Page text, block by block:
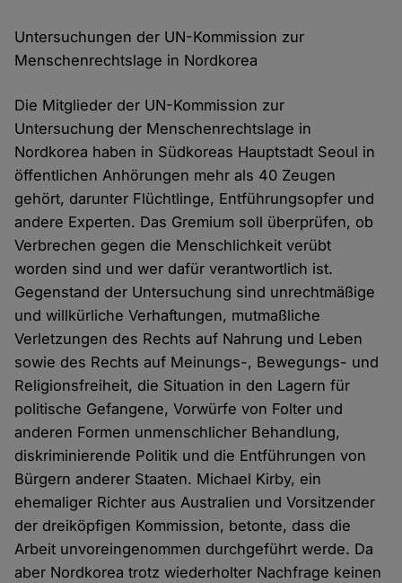
Untersuchungen der UN-Kommission zur
Menschenrechtslage in Nordkorea
Die Mitglieder der UN-Kommission zur
Untersuchung der Menschenrechtslage in
Nordkorea haben in Südkoreas Hauptstadt Seoul in
öffentlichen Anhörungen mehr als 40 Zeugen
gehört, darunter Flüchtlinge, Entführungsopfer und
andere Experten. Das Gremium soll überprüfen, ob
Verbrechen gegen die Menschlichkeit verübt
worden sind und wer dafür verantwortlich ist.
Gegenstand der Untersuchung sind unrechtmäßige
und willkürliche Verhaftungen, mutmaßliche
Verletzungen des Rechts auf Nahrung und Leben
sowie des Rechts auf Meinungs-, Bewegungs- und
Religionsfreiheit, die Situation in den Lagern für
politische Gefangene, Vorwürfe von Folter und
anderen Formen unmenschlicher Behandlung,
diskriminierende Politik und die Entführungen von
Bürgern anderer Staaten. Michael Kirby, ein
ehemaliger Richter aus Australien und Vorsitzender
der dreiköpfigen Kommission, betonte, dass die
Arbeit unvoreingenommen durchgeführt werde. Da
aber Nordkorea trotz wiederholter Nachfrage keinen